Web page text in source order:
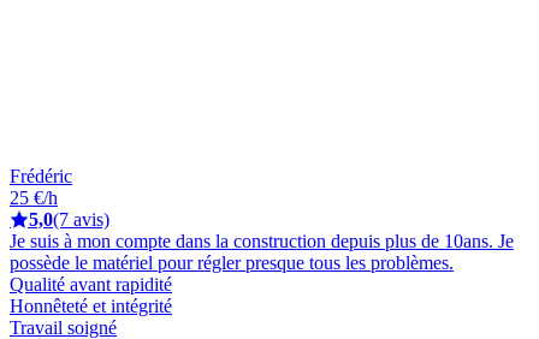
Frédéric
25 €/h
5,0(7 avis)
Je suis à mon compte dans la construction depuis plus de 10ans. Je
possède le matériel pour régler presque tous les problèmes.
Qualité avant rapidité
Honnêteté et intégrité
Travail soigné